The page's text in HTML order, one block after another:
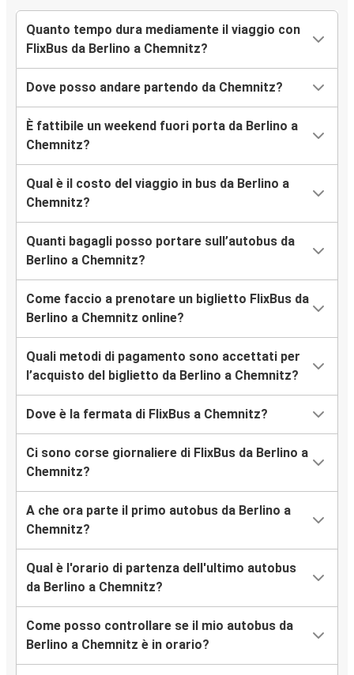
Quanto tempo dura mediamente il viaggio con
FlixBus da Berlino a Chemnitz?
Dove posso andare partendo da Chemnitz?
È fattibile un weekend fuori porta da Berlino a
Chemnitz?
Qual è il costo del viaggio in bus da Berlino a
Chemnitz?
Quanti bagagli posso portare sull’autobus da
Berlino a Chemnitz?
Come faccio a prenotare un biglietto FlixBus da
Berlino a Chemnitz online?
Quali metodi di pagamento sono accettati per
l’acquisto del biglietto da Berlino a Chemnitz?
Dove è la fermata di FlixBus a Chemnitz?
Ci sono corse giornaliere di FlixBus da Berlino a
Chemnitz?
A che ora parte il primo autobus da Berlino a
Chemnitz?
Qual è l'orario di partenza dell'ultimo autobus
da Berlino a Chemnitz?
Come posso controllare se il mio autobus da
Berlino a Chemnitz è in orario?